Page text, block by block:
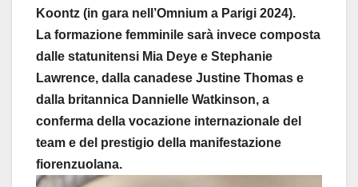
Koontz (in gara nell’Omnium a Parigi 2024).
La formazione femminile sarà invece composta
dalle statunitensi Mia Deye e Stephanie
Lawrence, dalla canadese Justine Thomas e
dalla britannica Dannielle Watkinson, a
conferma della vocazione internazionale del
team e del prestigio della manifestazione
fiorenzuolana.